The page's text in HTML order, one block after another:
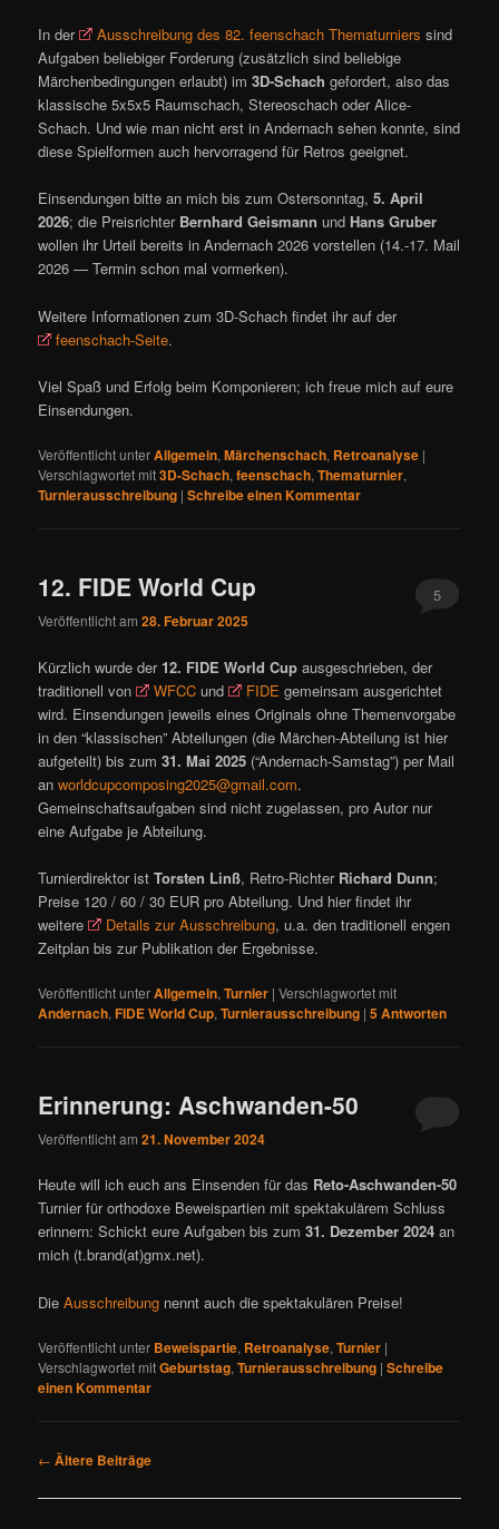
In der Ausschreibung des 82. feenschach Thematurniers sind
Aufgaben beliebiger Forderung (zusätzlich sind beliebige
Märchenbedingungen erlaubt) im3D-Schach gefordert, also das
klassische 5x5x5 Raumschach, Stereoschach oder Alice-
Schach. Und wie man nicht erst in Andernach sehen konnte, sind
diese Spielformen auch hervorragend für Retros geeignet.
Einsendungen bitte an mich bis zum Ostersonntag,5. April
2026; die Preisrichter Bernhard Geismann und Hans Gruber
wollen ihr Urteil bereits in Andernach 2026 vorstellen (14.-17. Mail
2026 — Termin schon mal vormerken).
Weitere Informationen zum 3D-Schach findet ihr auf der
feenschach-Seite.
Viel Spaß und Erfolg beim Komponieren; ich freue mich auf eure
Einsendungen.
Veröffentlicht unterAllgemein,Märchenschach, Retroanalyse |
Verschlagwortet mit3D-Schach,feenschach,Thematurnier,
Turnierausschreibung |Schreibe einen Kommentar
12. FIDE World Cup
Veröffentlicht am28. Februar 2025
5
Kürzlich wurde der 12. FIDE World Cup ausgeschrieben, der
traditionell von
WFCC und FIDE gemeinsam ausgerichtet
wird. Einsendungen jeweils eines Originals ohne Themenvorgabe
in den “klassischen” Abteilungen (die Märchen-Abteilung ist hier
aufgeteilt) bis zum31. Mai 2025 (“Andernach-Samstag”) per Mail
anworldcupcomposing2025@gmail.com.
Gemeinschaftsaufgaben sind nicht zugelassen, pro Autor nur
eine Aufgabe je Abteilung.
Turnierdirektor istTorsten Linß, Retro-Richter Richard Dunn;
Preise 120 / 60 / 30 EUR pro Abteilung. Und hier findet ihr
weitere
Details zur Ausschreibung, u.a. den traditionell engen
Zeitplan bis zur Publikation der Ergebnisse.
Veröffentlicht unterAllgemein,Turnier |Verschlagwortet mit
Andernach,FIDE World Cup,Turnierausschreibung |5Antworten
Erinnerung: Aschwanden-50
Veröffentlicht am21. November 2024
Heute will ich euch ans Einsenden für das Reto-Aschwanden-50
Turnier für orthodoxe Beweispartien mit spektakulärem Schluss
erinnern: Schickt eure Aufgaben bis zum31. Dezember 2024 an
mich (t.brand(at)gmx.net).
DieAusschreibung nennt auch die spektakulären Preise!
Veröffentlicht unter Beweispartie, Retroanalyse,Turnier |
Verschlagwortet mitGeburtstag,Turnierausschreibung |Schreibe
einen Kommentar
B
i
← Ältere Beiträge